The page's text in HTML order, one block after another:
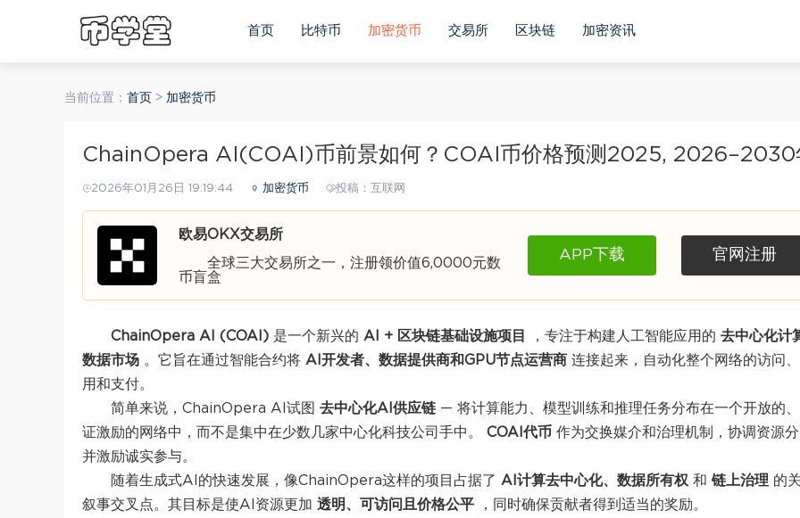
首页 比特币 加密货币 交易所 区块链 加密资讯
当前位置： 首页 > 加密货币
ChainOpera AI(COAI)币前景如何？COAI币价格预测2025, 2026–2030
2026年01月26日 19:19:44 加密货币 投稿：互联网
欧易OKX交易所
全球三大交易所之一，注册领价值6,0000元数
币盲盒
APP下载 官网注册
ChainOpera AI (COAI) 是一个新兴的 AI + 区块链基础设施项目 ，专注于构建人工智能应用的 去中心化计
数据市场 。它旨在通过智能合约将 AI开发者、数据提供商和GPU节点运营商 连接起来，自动化整个网络的访问
用和支付。
简单来说，ChainOpera AI试图 去中心化AI供应链 — 将计算能力、模型训练和推理任务分布在一个开放的
证激励的网络中，而不是集中在少数几家中心化科技公司手中。 COAI代币 作为交换媒介和治理机制，协调资源
并激励诚实参与。
随着生成式AI的快速发展，像ChainOpera这样的项目占据了 AI计算去中心化、数据所有权 和 链上治理 的
叙事交叉点。其目标是使AI资源更加 透明、可访问且价格公平 ，同时确保贡献者得到适当的奖励。